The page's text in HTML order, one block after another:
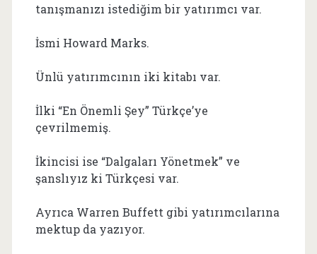
tanışmanızı istediğim bir yatırımcı var.
İsmi Howard Marks.
Ünlü yatırımcının iki kitabı var.
İlki “En Önemli Şey” Türkçe’ye
çevrilmemiş.
İkincisi ise “Dalgaları Yönetmek” ve
şanslıyız ki Türkçesi var.
Ayrıca Warren Buffett gibi yatırımcılarına
mektup da yazıyor.